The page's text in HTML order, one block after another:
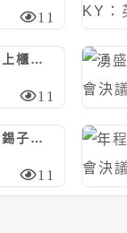
11
湧盛董事會決議初上櫃前現增352萬股案，暫定每股85元
11
聯茂董事會通過無錫子公司資本支出預算案，預計21.3億人民幣
11